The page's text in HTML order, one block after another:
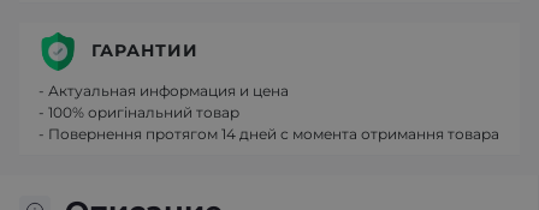
ГАРАНТИИ
- Актуальная информация и цена
- 100% оригінальний товар
- Повернення протягом 14 дней с момента отримання товара